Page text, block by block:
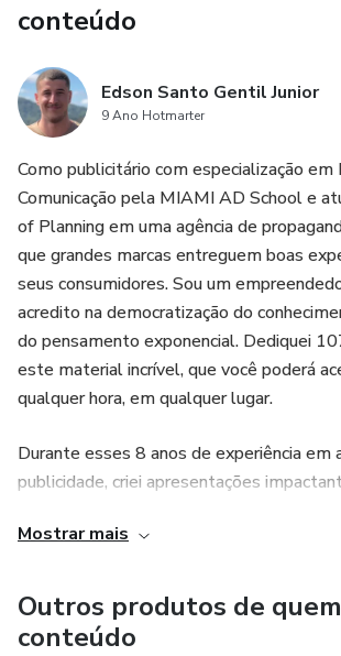
conteúdo
Edson Santo Gentil Junior
9 Ano Hotmarter
Como publicitário com especialização
Comunicação pela MIAMI AD School e
of Planning em uma agência de
que grandes marcas entreguem boas
seus consumidores. Sou um
acredito na democratização do
do pensamento exponencial. Dediquei
este material incrível, que você poderá
qualquer hora, em qualquer lugar.
Durante esses 8 anos de experiência em
publicidade, criei apresentações
Fundación Mapfre, Arcor, 51, Atacadão,
no meu ebook.
Mostrar mais
Outros produtos de
conteúdo